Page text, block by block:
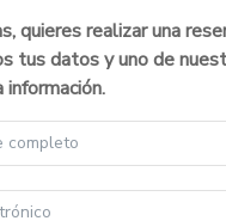
quieres realizar una
tus datos y uno de